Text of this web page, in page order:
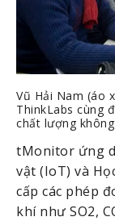
Vũ Hải Nam (áo
ThinkLabs cùng
chất lượng không
tMonitor ứng
vật (IoT) và
cấp các phép
khí như SO2,